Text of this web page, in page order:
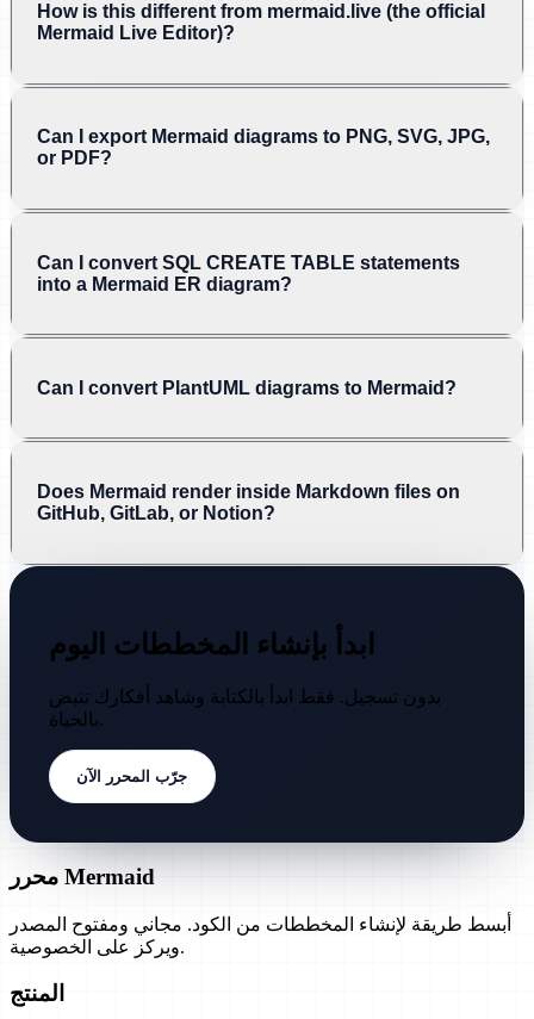
How is this different from mermaid.live (the official
Mermaid Live Editor)?
Can I export Mermaid diagrams to PNG, SVG, JPG,
or PDF?
Can I convert SQL CREATE TABLE statements
into a Mermaid ER diagram?
Can I convert PlantUML diagrams to Mermaid?
Does Mermaid render inside Markdown files on
GitHub, GitLab, or Notion?
ابدأ بإنشاء المخططات اليوم
بدون تسجيل. فقط ابدأ بالكتابة وشاهد أفكارك تنبض
بالحياة.
جرّب المحرر الآن
محرر Mermaid
أبسط طريقة لإنشاء المخططات من الكود. مجاني ومفتوح المصدر
ويركز على الخصوصية.
المنتج